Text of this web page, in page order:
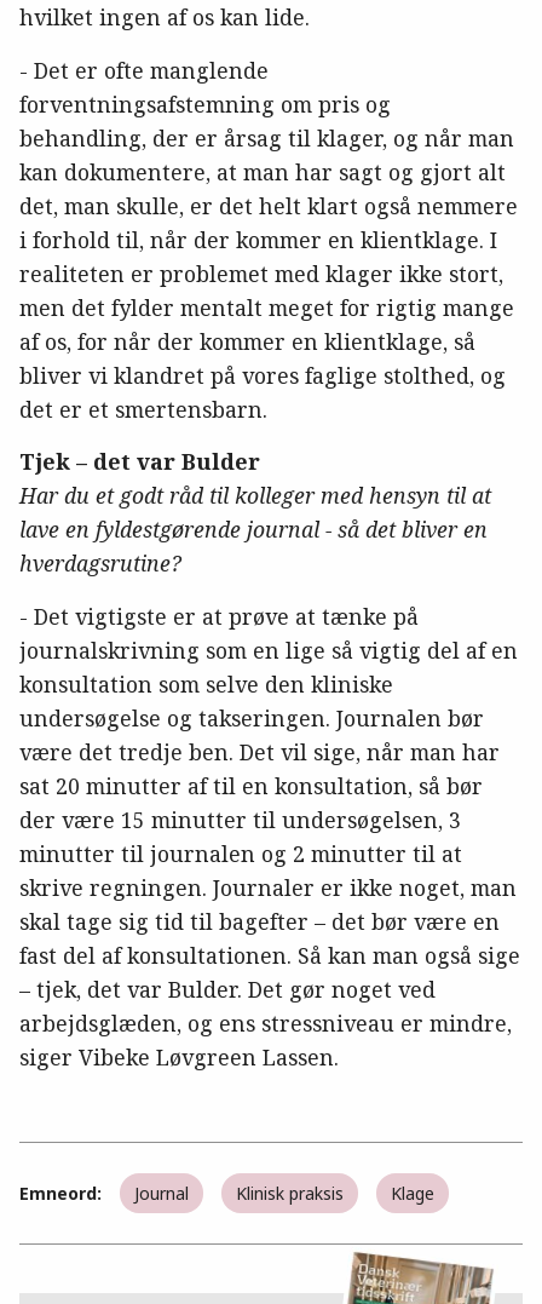
hvilket ingen af os kan lide.
- Det er ofte manglende
forventningsafstemning om pris og
behandling, der er årsag til klager, og når man
kan dokumentere, at man har sagt og gjort alt
det, man skulle, er det helt klart også nemmere
i forhold til, når der kommer en klientklage. I
realiteten er problemet med klager ikke stort,
men det fylder mentalt meget for rigtig mange
af os, for når der kommer en klientklage, så
bliver vi klandret på vores faglige stolthed, og
det er et smertensbarn.
Tjek – det var Bulder
Har du et godt råd til kolleger med hensyn til at
lave en fyldestgørende journal - så det bliver en
hverdagsrutine?
- Det vigtigste er at prøve at tænke på
journalskrivning som en lige så vigtig del af en
konsultation som selve den kliniske
undersøgelse og takseringen. Journalen bør
være det tredje ben. Det vil sige, når man har
sat 20 minutter af til en konsultation, så bør
der være 15 minutter til undersøgelsen, 3
minutter til journalen og 2 minutter til at
skrive regningen. Journaler er ikke noget, man
skal tage sig tid til bagefter – det bør være en
fast del af konsultationen. Så kan man også sige
– tjek, det var Bulder. Det gør noget ved
arbejdsglæden, og ens stressniveau er mindre,
siger Vibeke Løvgreen Lassen.
Emneord: Journal Klinisk praksis Klage